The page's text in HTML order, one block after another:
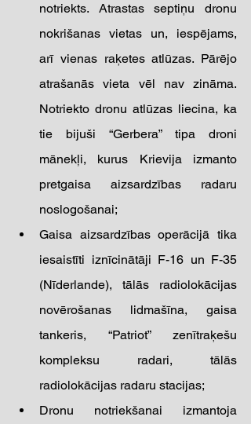
notriekts. Atrastas septiņu dronu
nokrišanas vietas un, iespējams,
arī vienas raķetes atlūzas. Pārējo
atrašanās vieta vēl nav zināma.
Notriekto dronu atlūzas liecina, ka
tie bijuši “Gerbera” tipa droni
mānekļi, kurus Krievija izmanto
pretgaisa aizsardzības radaru
noslogošanai;
Gaisa aizsardzības operācijā tika
iesaistīti iznīcinātāji F-16 un F-35
(Nīderlande), tālās radiolokācijas
novērošanas lidmašīna, gaisa
tankeris, “Patriot” zenītraķešu
kompleksu radari, tālās
radiolokācijas radaru stacijas;
Dronu notriekšanai izmantoja